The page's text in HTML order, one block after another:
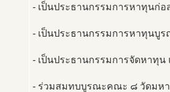
- เป็นประธานกรรมการหาทุนก่
- เป็นประธานกรรมการหาทุนบูร
- เป็นประธานกรรมการจัดหาทุ
- ร่วมสมทบบูรณะคณะ ๘ วัดมห